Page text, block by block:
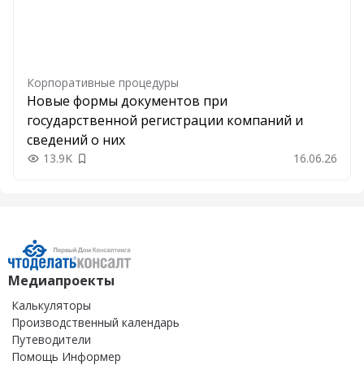
Корпоративные процедуры
Новые формы документов при
государственной регистрации компаний и
сведений о них
13.9K Добавить в закладки 16.06.26
Медиапроекты
Калькуляторы
Производственный календарь
Путеводители
Помощь Информер